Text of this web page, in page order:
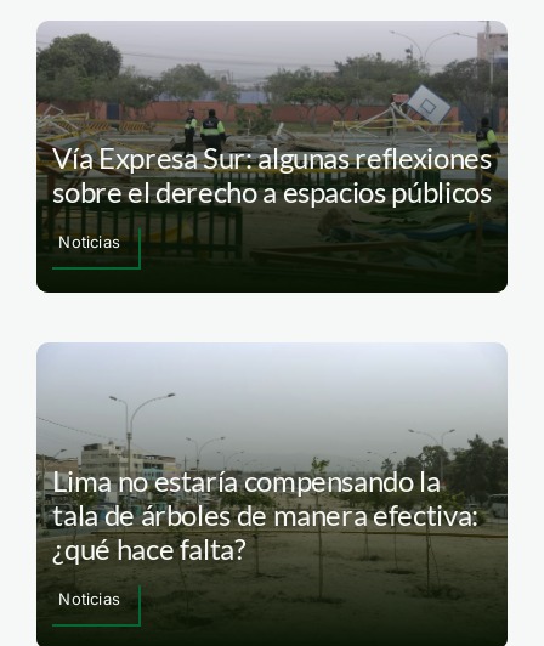
Vía Expresa Sur: algunas reflexiones
sobre el derecho a espacios públicos
Noticias
Lima no estaría compensando la
tala de árboles de manera efectiva:
¿qué hace falta?
Noticias